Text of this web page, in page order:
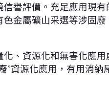
信譽評價。充足應用現
金屬礦山采選等涉固
化、資源化和無害化應
”資源化應用，有用消